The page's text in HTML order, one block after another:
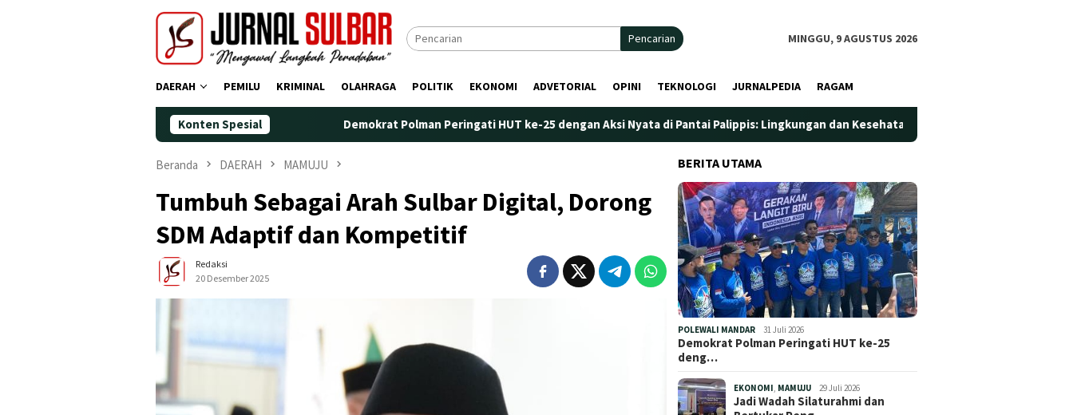
Pencarian MINGGU, 9 AGUSTUS 2026
DAERAH PEMILU KRIMINAL OLAHRAGA POLITIK EKONOMI ADVETORIAL OPINI TEKNOLOGI JURNALPEDIA RAGAM
Konten SpesialDemokrat Polman Peringati HUT ke-25 dengan Aksi Nyata di Pantai Palippis: Lingkungan dan Kesehatan Jadi Prioritas
Beranda DAERAH MAMUJU
Tumbuh Sebagai Arah Sulbar Digital, Dorong
SDM Adaptif dan Kompetitif
Redaksi
20 Desember 2025
BERITA UTAMA
POLEWALI MANDAR 31 Juli 2026
Demokrat Polman Peringati HUT ke-25
deng…
EKONOMI MAMUJU 29 Juli 2026
Jadi Wadah Silaturahmi dan